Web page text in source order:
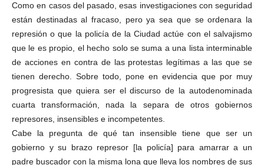
Como en casos del pasado, esas investigaciones con seguridad
están destinadas al fracaso, pero ya sea que se ordenara la
represión o que la policía de la Ciudad actúe con el salvajismo
que le es propio, el hecho solo se suma a una lista interminable
de acciones en contra de las protestas legítimas a las que se
tienen derecho. Sobre todo, pone en evidencia que por muy
progresista que quiera ser el discurso de la autodenominada
cuarta transformación, nada la separa de otros gobiernos
represores, insensibles e incompetentes.
Cabe la pregunta de qué tan insensible tiene que ser un
gobierno y su brazo represor [la policía] para amarrar a un
padre buscador con la misma lona que lleva los nombres de sus